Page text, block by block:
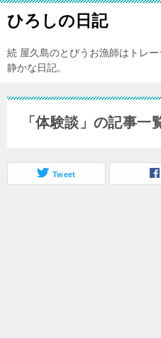
ひろしの日記
続 屋久島のとびうお漁師はトレ
静かな日記。
「体験談」の記事一
Tweet